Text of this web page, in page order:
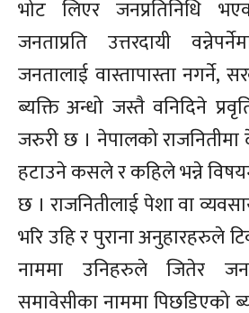
भोट लिएर जनप्रतिनिधि
जनताप्रति उत्तरदायी
जनतालाई वास्तापास्ता नगर्ने,
ब्यक्ति अन्धो जस्तै वनिदिने
जरुरी छ । नेपालको
हटाउने कसले र कहिले भन्ने
छ । राजनितीलाई पेशा वा
भरि उहि र पुराना अनुहारहरुले
नाममा उनिहरुले जितेर
समावेसीका नाममा पिछडिएको